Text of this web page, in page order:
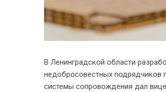
В Ленинградской области
недобросовестных подрядчиков
системы сопровождения дал